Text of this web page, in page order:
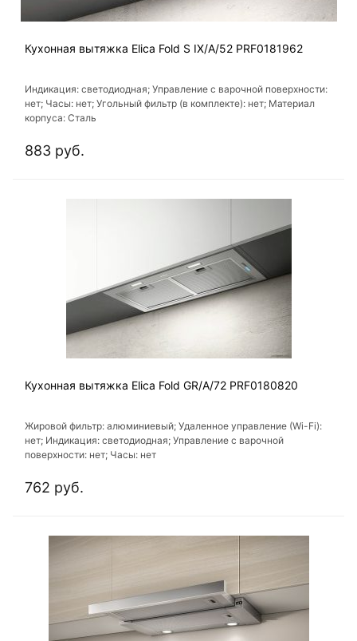
Кухонная вытяжка Elica Fold S IX/A/52 PRF0181962
Индикация: светодиодная; Управление с варочной поверхности:
нет; Часы: нет; Угольный фильтр (в комплекте): нет; Материал
корпуса: Сталь
883 руб.
Кухонная вытяжка Elica Fold GR/A/72 PRF0180820
Жировой фильтр: алюминиевый; Удаленное управление (Wi-Fi):
нет; Индикация: светодиодная; Управление с варочной
поверхности: нет; Часы: нет
762 руб.